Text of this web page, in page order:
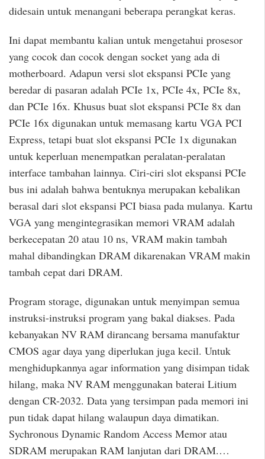
didesain untuk menangani beberapa perangkat keras.
Ini dapat membantu kalian untuk mengetahui prosesor
yang cocok dan cocok dengan socket yang ada di
motherboard. Adapun versi slot ekspansi PCIe yang
beredar di pasaran adalah PCIe 1x, PCIe 4x, PCIe 8x,
dan PCIe 16x. Khusus buat slot ekspansi PCIe 8x dan
PCIe 16x digunakan untuk memasang kartu VGA PCI
Express, tetapi buat slot ekspansi PCIe 1x digunakan
untuk keperluan menempatkan peralatan-peralatan
interface tambahan lainnya. Ciri-ciri slot ekspansi PCIe
bus ini adalah bahwa bentuknya merupakan kebalikan
berasal dari slot ekspansi PCI biasa pada mulanya. Kartu
VGA yang mengintegrasikan memori VRAM adalah
berkecepatan 20 atau 10 ns, VRAM makin tambah
mahal dibandingkan DRAM dikarenakan VRAM makin
tambah cepat dari DRAM.
Program storage, digunakan untuk menyimpan semua
instruksi-instruksi program yang bakal diakses. Pada
kebanyakan NV RAM dirancang bersama manufaktur
CMOS agar daya yang diperlukan juga kecil. Untuk
menghidupkannya agar information yang disimpan tidak
hilang, maka NV RAM menggunakan baterai Litium
dengan CR-2032. Data yang tersimpan pada memori ini
pun tidak dapat hilang walaupun daya dimatikan.
Sychronous Dynamic Random Access Memor atau
SDRAM merupakan RAM lanjutan dari DRAM.…